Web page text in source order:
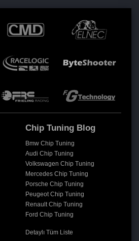
Chip Tuning Blog
Bmw Chip Tuning
Audi Chip Tuning
Volkswagen Chip Tuning
Mercedes Chip Tuning
Porsche Chip Tuning
Peugeot Chip Tuning
Renault Chip Tuning
Ford Chip Tuning
Detaylı Tüm Liste